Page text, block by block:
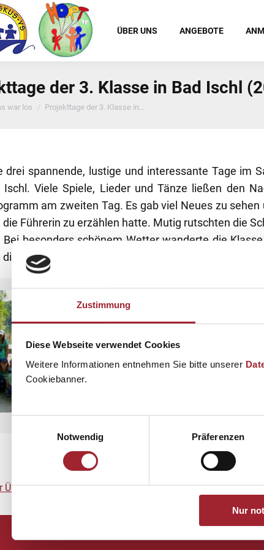
Zustimmung
Diese Webseite verwendet Cookies
Weitere Informationen entnehmen Sie bitte unserer
Cookiebanner.
Notwendig
Präferenzen
Nur
ÜBER UNS ANGEBOTE
der 3. Klasse in Bad Ischl
war los Projekttage der 3. Klasse in…
drei spannende, lustige und interessante Tage im
Ischl. Viele Spiele, Lieder und Tänze ließen den
am zweiten Tag. Es gab viel Neues zu
Führerin zu erzählen hatte. Mutig rutschten die
besonders schönem Wetter wanderte die
fleißigen Wanderer mehr als verdient.
Übersicht